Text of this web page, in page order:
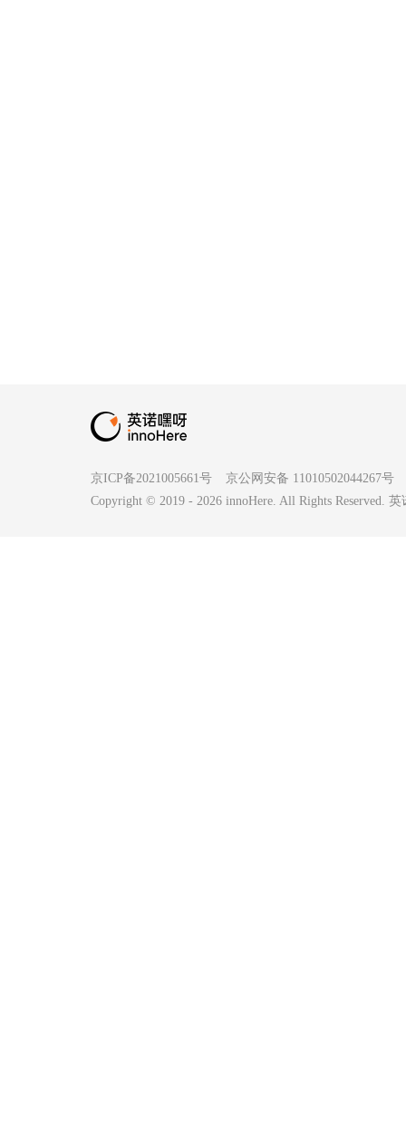
京ICP备2021005661号
京公网安备 11010502044267号
Copyright © 2019 - 2026 innoHere. All Rights Reserved.